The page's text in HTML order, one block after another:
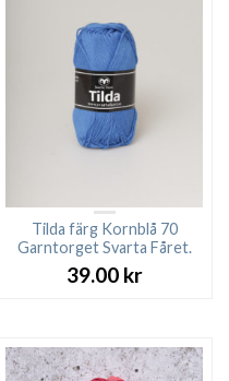
Tilda färg Kornblå 70
Garntorget Svarta Fåret.
39.00 kr